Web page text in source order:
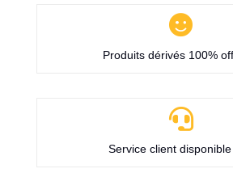

Produits dérivés 100%

Service client